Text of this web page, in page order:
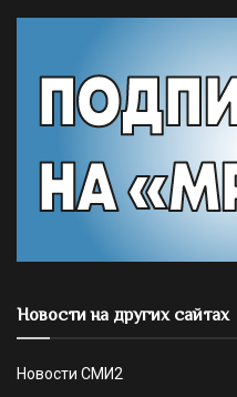
Новости на других сайтах
Новости СМИ2